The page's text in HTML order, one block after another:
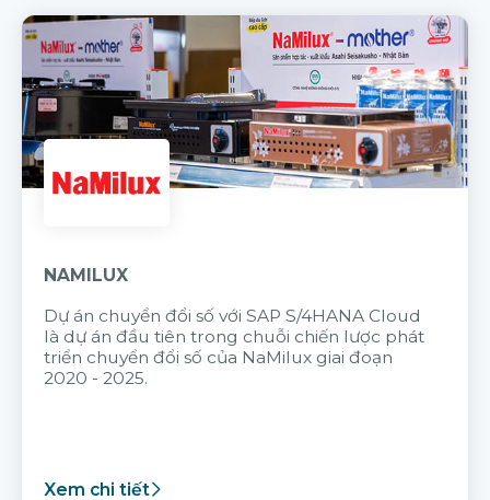
NAMILUX
Dự án chuyển đổi số với SAP S/4HANA Cloud
là dự án đầu tiên trong chuỗi chiến lược phát
triển chuyển đổi số của NaMilux giai đoạn
2020 - 2025.
Xem chi tiết